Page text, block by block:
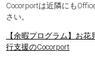
Cocorportは近隣にも
さい。
【余暇プログラム】お
行支援のCocorport